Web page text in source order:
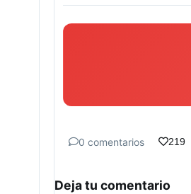
0 comentarios 219
Deja tu comentario